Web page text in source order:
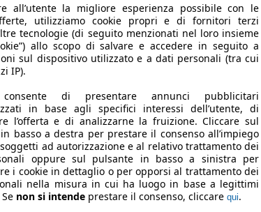
all’utente la migliore esperienza possibile con le
utilizziamo cookie propri e di fornitori terzi
tecnologie (di seguito menzionati nel loro insieme
allo scopo di salvare e accedere in seguito a
sul dispositivo utilizzato e a dati personali (tra cui
IP).
di presentare annunci pubblicitari
in base agli specifici interessi dell’utente, di
l’offerta e di analizzarne la fruizione. Cliccare sul
basso a destra per prestare il consenso all’impiego
ad autorizzazione e al relativo trattamento dei
oppure sul pulsante in basso a sinistra per
i cookie in dettaglio o per opporsi al trattamento dei
nella misura in cui ha luogo in base a legittimi
non si intende prestare il consenso, cliccare qui.